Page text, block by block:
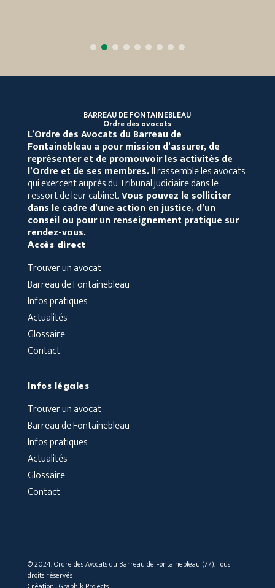
BARREAU DE FONTAINEBLEAU
Ordre des avocats
L’Ordre des Avocats du Barreau de
Fontainebleaua pour mission d’assurer, de
représenter et de promouvoir les activités de
l’Ordre et de ses membres.Il rassemble les avocats
qui exercent auprès du Tribunal judiciaire dans le
ressort de leur cabinet.Vous pouvez le solliciter
dans le cadre d’une action en justice, d’un
conseil ou pour un renseignement pratique sur
rendez-vous.
Accès direct
Trouver un avocat
Barreau de Fontainebleau
Infos pratiques
Actualités
Glossaire
Contact
Infos légales
Trouver un avocat
Barreau de Fontainebleau
Infos pratiques
Actualités
Glossaire
Contact
© 2024. Ordre des Avocats du Barreau de Fontainebleau (77). Tous
droits réservés